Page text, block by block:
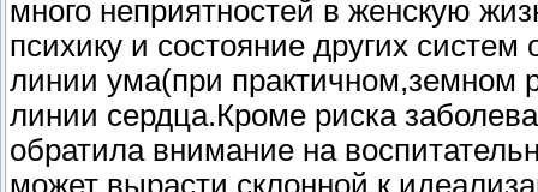
много неприятностей в женскую
психику и состояние других
линии ума(при практичном,земном
линии сердца.Кроме риска
обратила внимание на
может вырасти склонной к